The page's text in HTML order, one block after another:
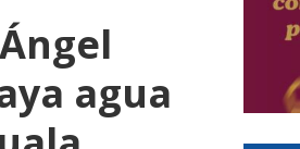
agua